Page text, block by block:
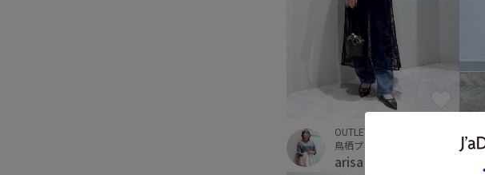
OUTLET
鳥栖プレミアムアウトレット
arisa